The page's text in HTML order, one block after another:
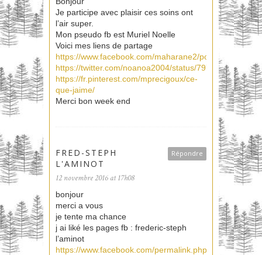
Je participe avec plaisir ces soins ont
l’air super.
Mon pseudo fb est Muriel Noelle
Voici mes liens de partage
https://www.facebook.com/maharane2/posts/
https://twitter.com/noanoa2004/status/
https://fr.pinterest.com/mprecigoux/ce-
que-jaime/
Merci bon week end
Répondre
FRED-STEPH
L'AMINOT
12 novembre 2016 at 17h08
bonjour
merci a vous
je tente ma chance
j ai liké les pages fb : frederic-steph
l’aminot
https://www.facebook.com/permalink.php?